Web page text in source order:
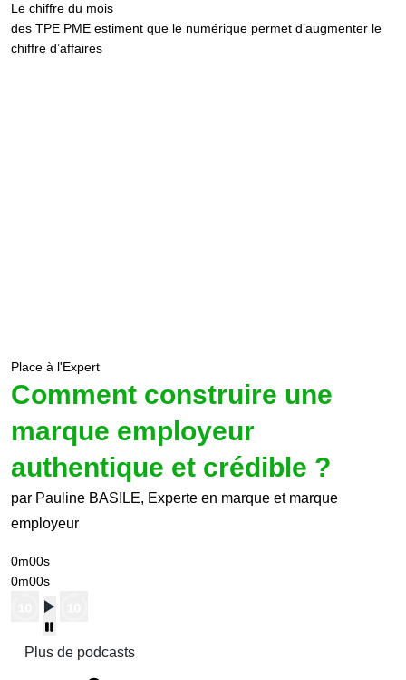
Le chiffre du mois
des TPE PME estiment que le numérique permet d’augmenter le
chiffre d’affaires
Place à l'Expert
Comment construire une
marque employeur
authentique et crédible ?
par Pauline BASILE, Experte en marque et marque
employeur
0m00s
0m00s
Plus de podcasts